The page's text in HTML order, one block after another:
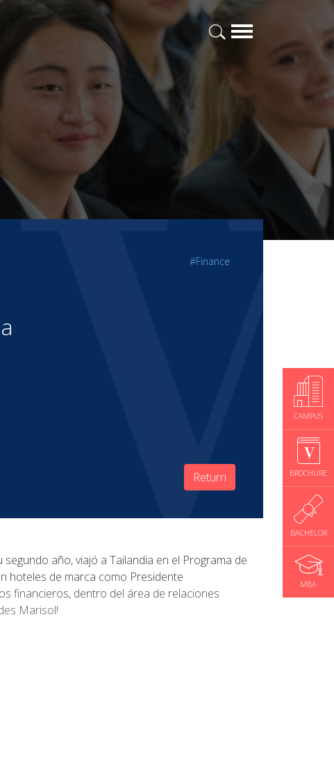
CAMPUS
BROCHURE
BACHELOR
MBA
#Finance
Return
año, viajó a Tailandia en el Programa de
hoteles de marca como Presidente
financieros, dentro del área de relaciones
Marisol!